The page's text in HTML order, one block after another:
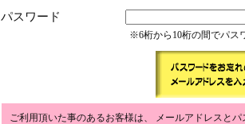
パスワード
※6桁から10桁の間でパス
ご利用頂いた事のあるお客様は、 メールアドレスと